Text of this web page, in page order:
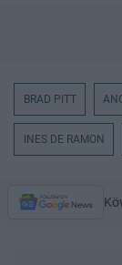
BRAD PITT
INES DE RAMON